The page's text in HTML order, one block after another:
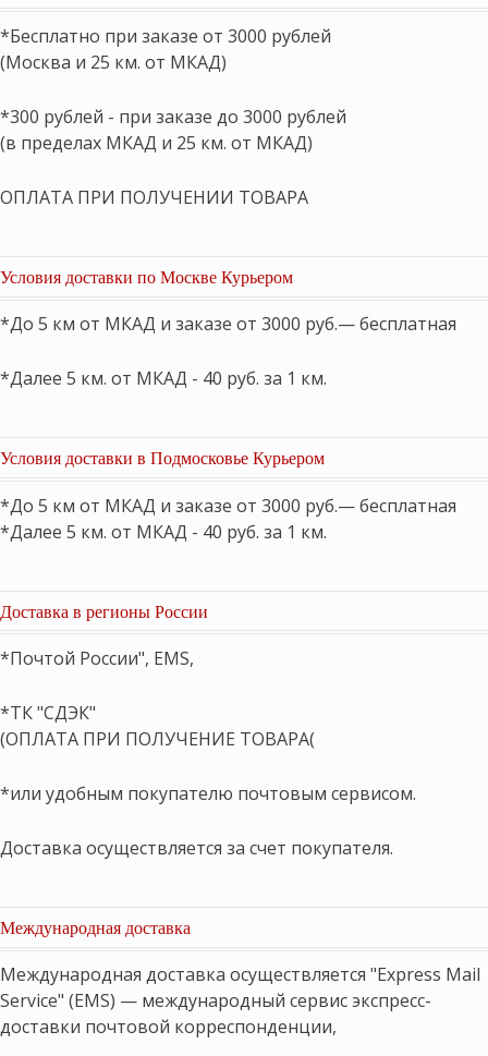
*Бесплатно при заказе от 3000 рублей
(Москва и 25 км. от МКАД)
*300 рублей - при заказе до 3000 рублей
(в пределах МКАД и 25 км. от МКАД)
ОПЛАТА ПРИ ПОЛУЧЕНИИ ТОВАРА
Условия доставки по Москве Курьером
*До 5 км от МКАД и заказе от 3000 руб.— бесплатная
*Далее 5 км. от МКАД - 40 руб. за 1 км.
Условия доставки в Подмосковье Курьером
*До 5 км от МКАД и заказе от 3000 руб.— бесплатная
*Далее 5 км. от МКАД - 40 руб. за 1 км.
Доставка в регионы России
*Почтой России", EMS,
*ТК "СДЭК"
(ОПЛАТА ПРИ ПОЛУЧЕНИЕ ТОВАРА(
*или удобным покупателю почтовым сервисом.
Доставка осуществляется за счет покупателя.
Международная доставка
Международная доставка осуществляется "Express Mail
Service" (EMS) — международный сервис экспресс-
доставки почтовой корреспонденции,